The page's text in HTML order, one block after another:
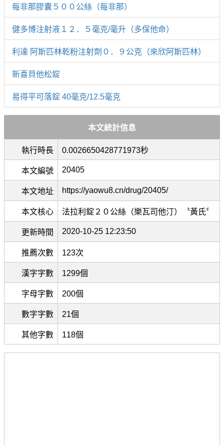
每非那膠囊５００公絲（每非那）
健多博注射液１２．５毫克/毫升（多保他命）
利達 阿斯匹林乾粉注射劑０．９公克（來欣阿斯匹林）
新喜貝他松錠
易得平可落錠 40毫克/12.5毫克
本文統計信息
執行時長 0.0026650428771973秒
本文編號 20405
本文地址 https://yaowu8.cn/drug/20405/
本文核心 法拉利錠２０公絲（樂瓦司他汀）〝黃氏〞
更新時間 2020-10-25 12:23:50
推薦次數 123次
漢字字數 1299個
字母字數 200個
數字字數 21個
其他字數 118個